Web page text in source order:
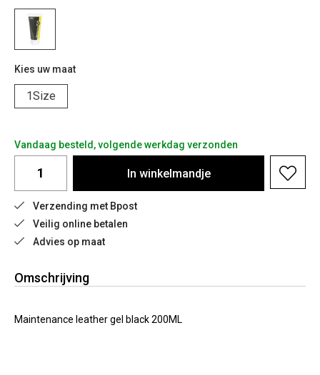
Kies uw maat
1Size
Vandaag besteld, volgende werkdag verzonden
In winkelmandje
Verzending met Bpost
Veilig online betalen
Advies op maat
Omschrijving
Maintenance leather gel black 200ML